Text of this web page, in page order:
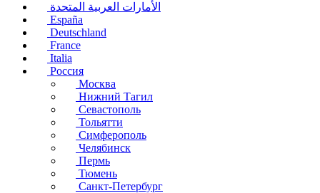
الأمارات العربية المتحدة
España
Deutschland
France
Italia
Россия
Москва
Нижний Тагил
Севастополь
Тольятти
Симферополь
Челябинск
Пермь
Тюмень
Санкт-Петербург